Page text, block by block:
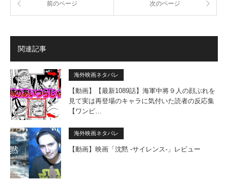
前のページ 次のページ
関連記事
海外映画ネタバレ
【動画】【最新1089話】海軍中将９人の顔ぶれを
見て実は再登場のキャラに気付いた読者の反応集
【ワンピ…
海外映画ネタバレ
【動画】映画「沈黙 -サイレンス-」レビュー